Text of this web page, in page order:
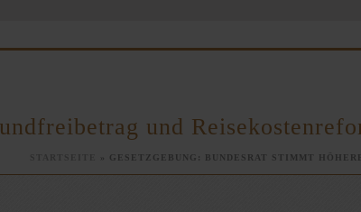
und
» GESETZGEBUNG: BUNDESRAT STIMMT